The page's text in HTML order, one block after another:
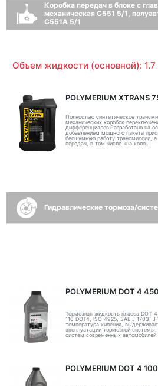
Коробка передач в блоке с
механическая C551 5/1,
C551A 5/1
Объем жидкости (основной): 1.7
POLYMERIUM XTRANS
Полностью синтетическое
механических коробок
дифференциалов.Разработано на
добавлением мощного пакета
бесшумную работу трансмиссии,
передач, в том числе «на холо..
Гидравлические тормоза/
POLYMERIUM DOT 4
Тормозная жидкость класса DOT
116 DOT4, ISO 4925, SAE J 1703,
температура кипения,
эксплуатации тормозной
систем современных автомобилей
POLYMERIUM DOT 4